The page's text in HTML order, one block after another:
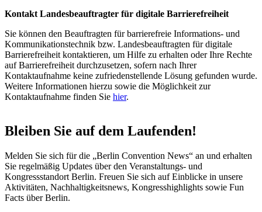
Kontakt Landesbeauftragter für digitale Barrierefreiheit
Sie können den Beauftragten für barrierefreie Informations- und
Kommunikationstechnik bzw. Landesbeauftragten für digitale
Barrierefreiheit kontaktieren, um Hilfe zu erhalten oder Ihre Rechte
auf Barrierefreiheit durchzusetzen, sofern nach Ihrer
Kontaktaufnahme keine zufriedenstellende Lösung gefunden wurde.
Weitere Informationen hierzu sowie die Möglichkeit zur
Kontaktaufnahme finden Sie hier.
Bleiben Sie auf dem Laufenden!
Melden Sie sich für die „Berlin Convention News“ an und erhalten
Sie regelmäßig Updates über den Veranstaltungs- und
Kongressstandort Berlin. Freuen Sie sich auf Einblicke in unsere
Aktivitäten, Nachhaltigkeitsnews, Kongresshighlights sowie Fun
Facts über Berlin.